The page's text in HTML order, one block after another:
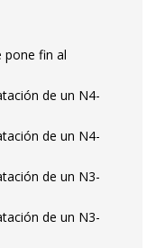
pone fin al
de un N4-
de un N4-
de un N3-
de un N3-